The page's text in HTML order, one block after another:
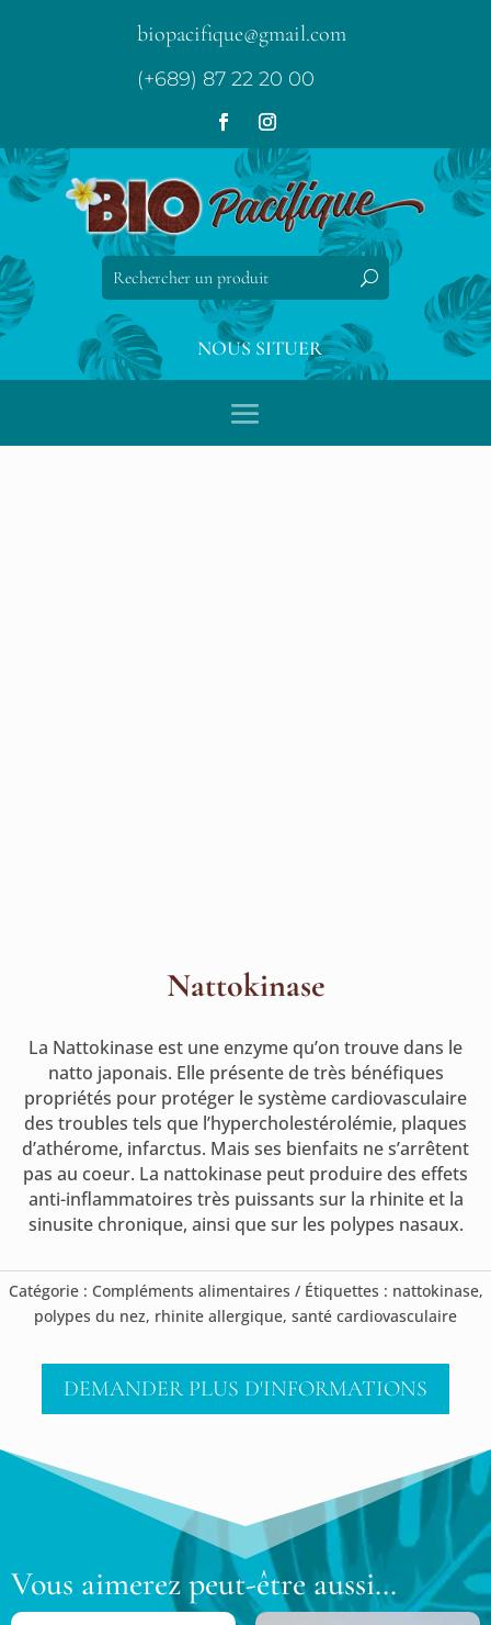
biopacifique@gmail.com
(+689) 87 22 20 00
NOUS SITUER
Nattokinase
La Nattokinase est une enzyme qu’on trouve dans le
natto japonais. Elle présente de très bénéfiques
propriétés pour protéger le système cardiovasculaire
des troubles tels que l’hypercholestérolémie, plaques
d’athérome, infarctus. Mais ses bienfaits ne s’arrêtent
pas au coeur. La nattokinase peut produire des effets
anti-inflammatoires très puissants sur la rhinite et la
sinusite chronique, ainsi que sur les polypes nasaux.
Catégorie : Compléments alimentaires Étiquettes : nattokinase,
polypes du nez, rhinite allergique, santé cardiovasculaire
DEMANDER PLUS D'INFORMATIONS
Vous aimerez peut-être aussi…